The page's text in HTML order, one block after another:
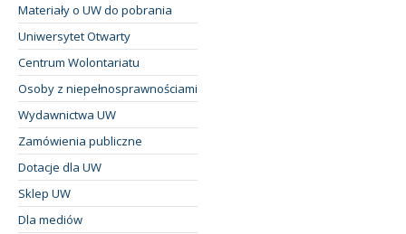
Materiały o UW do pobrania
Uniwersytet Otwarty
Centrum Wolontariatu
Osoby z niepełnosprawnościami
Wydawnictwa UW
Zamówienia publiczne
Dotacje dla UW
Sklep UW
Dla mediów